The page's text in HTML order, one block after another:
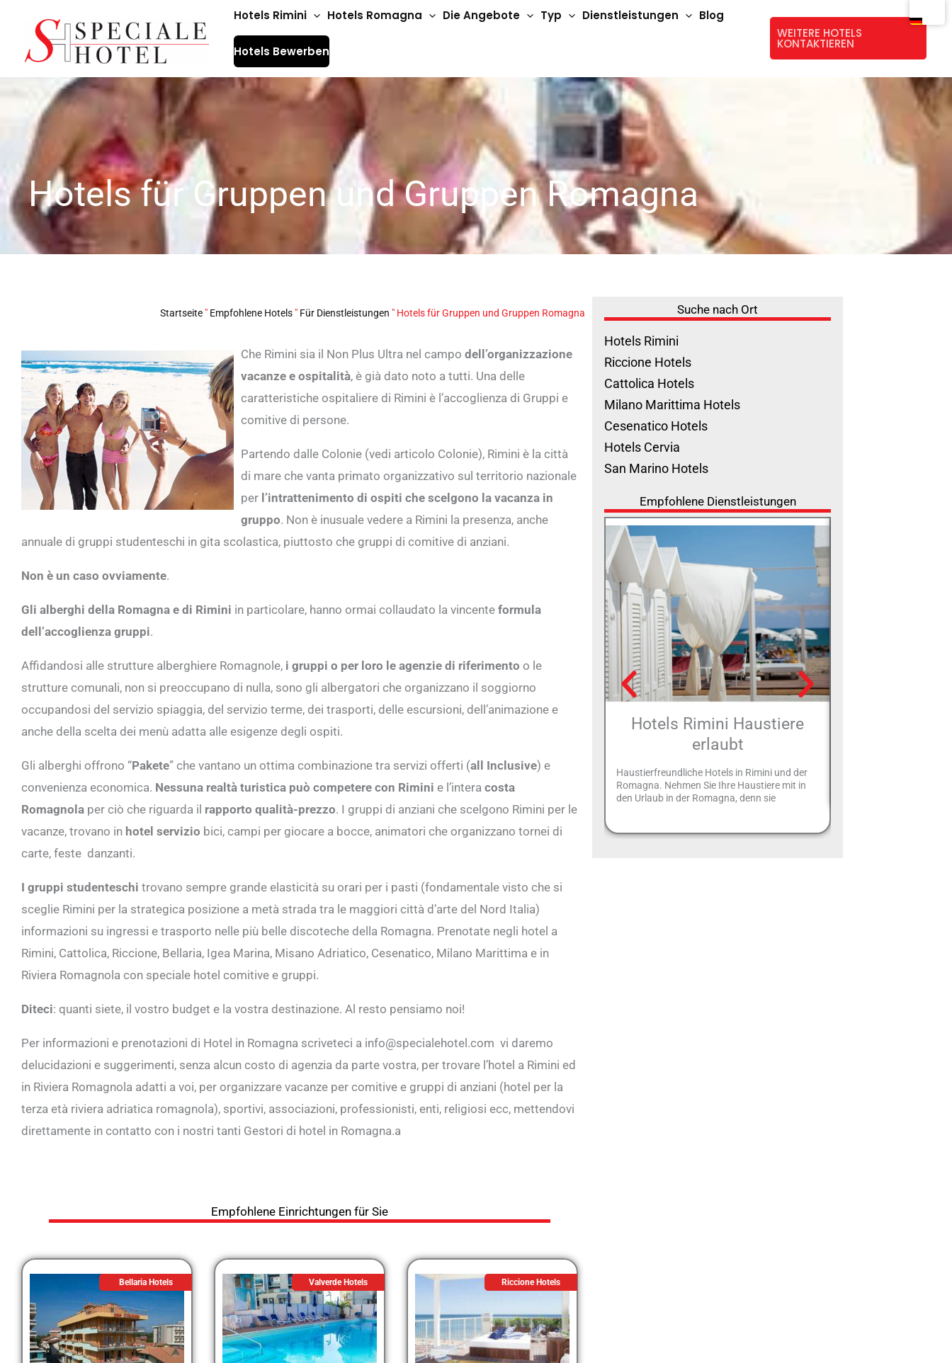
springen
Hotels Rimini Hotels Romagna Die Angebote Typ Dienstleistungen Blog
Hotels Bewerben
WEITERE HOTELS
KONTAKTIEREN
Hotels für Gruppen und Gruppen Romagna
Startseite " Empfohlene Hotels " Für Dienstleistungen " Hotels für Gruppen und Gruppen Romagna
Che Rimini sia il Non Plus Ultra nel campo dell’organizzazione
vacanze e ospitalità, è già dato noto a tutti. Una delle
caratteristiche ospitaliere di Rimini è l’accoglienza di Gruppi e
comitive di persone.
Partendo dalle Colonie (vedi articolo Colonie), Rimini è la città
di mare che vanta primato organizzativo sul territorio nazionale
per l’intrattenimento di ospiti che scelgono la vacanza in
gruppo. Non è inusuale vedere a Rimini la presenza, anche
annuale di gruppi studenteschi in gita scolastica, piuttosto che gruppi di comitive di anziani.
Non è un caso ovviamente.
Gli alberghi della Romagna e di Rimini in particolare, hanno ormai collaudato la vincente formula
dell’accoglienza gruppi.
Affidandosi alle strutture alberghiere Romagnole, i gruppi o per loro le agenzie di riferimento o le
strutture comunali, non si preoccupano di nulla, sono gli albergatori che organizzano il soggiorno
occupandosi del servizio spiaggia, del servizio terme, dei trasporti, delle escursioni, dell’animazione e
anche della scelta dei menù adatta alle esigenze degli ospiti.
Gli alberghi offrono “Pakete” che vantano un ottima combinazione tra servizi offerti (all Inclusive) e
convenienza economica. Nessuna realtà turistica può competere con Rimini e l’intera costa
Romagnola per ciò che riguarda il rapporto qualità-prezzo. I gruppi di anziani che scelgono Rimini per le
vacanze, trovano in hotel servizio bici, campi per giocare a bocce, animatori che organizzano tornei di
carte, feste danzanti.
I gruppi studenteschi trovano sempre grande elasticità su orari per i pasti (fondamentale visto che si
sceglie Rimini per la strategica posizione a metà strada tra le maggiori città d’arte del Nord Italia)
informazioni su ingressi e trasporto nelle più belle discoteche della Romagna. Prenotate negli hotel a
Rimini, Cattolica, Riccione, Bellaria, Igea Marina, Misano Adriatico, Cesenatico, Milano Marittima e in
Riviera Romagnola con speciale hotel comitive e gruppi.
Diteci: quanti siete, il vostro budget e la vostra destinazione. Al resto pensiamo noi!
Per informazioni e prenotazioni di Hotel in Romagna scriveteci a info@specialehotel.com vi daremo
delucidazioni e suggerimenti, senza alcun costo di agenzia da parte vostra, per trovare l’hotel a Rimini ed
in Riviera Romagnola adatti a voi, per organizzare vacanze per comitive e gruppi di anziani (hotel per la
terza età riviera adriatica romagnola), sportivi, associazioni, professionisti, enti, religiosi ecc, mettendovi
direttamente in contatto con i nostri tanti Gestori di hotel in Romagna.a
Empfohlene Einrichtungen für Sie
Bellaria Hotels Valverde Hotels Riccione Hotels
Suche nach Ort
Hotels Rimini
Riccione Hotels
Cattolica Hotels
Milano Marittima Hotels
Cesenatico Hotels
Hotels Cervia
San Marino Hotels
Empfohlene Dienstleistungen
Hotels Rimini Haustiere
erlaubt
Haustierfreundliche Hotels in Rimini und der
Romagna. Nehmen Sie Ihre Haustiere mit in
den Urlaub in der Romagna, denn sie